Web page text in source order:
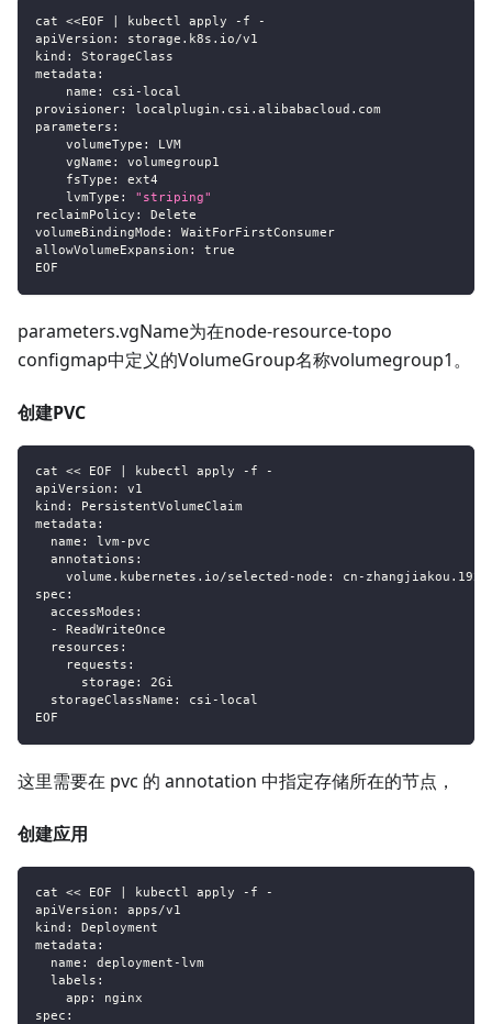
cat <<EOF kubectl apply - f
-
apiVersion :
storage.k8s.io/v1
kind :
StorageClass
metadata :
name : csi -local
provisioner:
localplugin.csi.alibabacloud.com
parameters :
volumeType :
LVM
vgName :
volumegroup1
fsType :
ext4
lvmType :
"striping"
reclaimPolicy :
Delete
volumeBindingMode :
WaitForFirstConsumer
allowVolumeExpansion :
true
EOF
parameters.vgName为在node-resource-topo
configmap中定义的VolumeGroup名称volumegroup1。
创建PVC
cat << EOF kubectl apply - f
-
apiVersion :
v1
kind :
PersistentVolumeClaim
metadata :
name : lvm - pvc
annotations :
volume.kubernetes.io/selected-node : cn -
spec :
accessModes :
-
ReadWriteOnce
resources :
requests :
storage :
2Gi
storageClassName : csi -local
EOF
这里需要在 pvc 的 annotation 中指定存储所在的节点，
创建应用
cat << EOF kubectl apply - f
-
apiVersion :
apps/v1
kind :
Deployment
metadata :
name : deployment -lvm
labels :
app :
nginx
spec :